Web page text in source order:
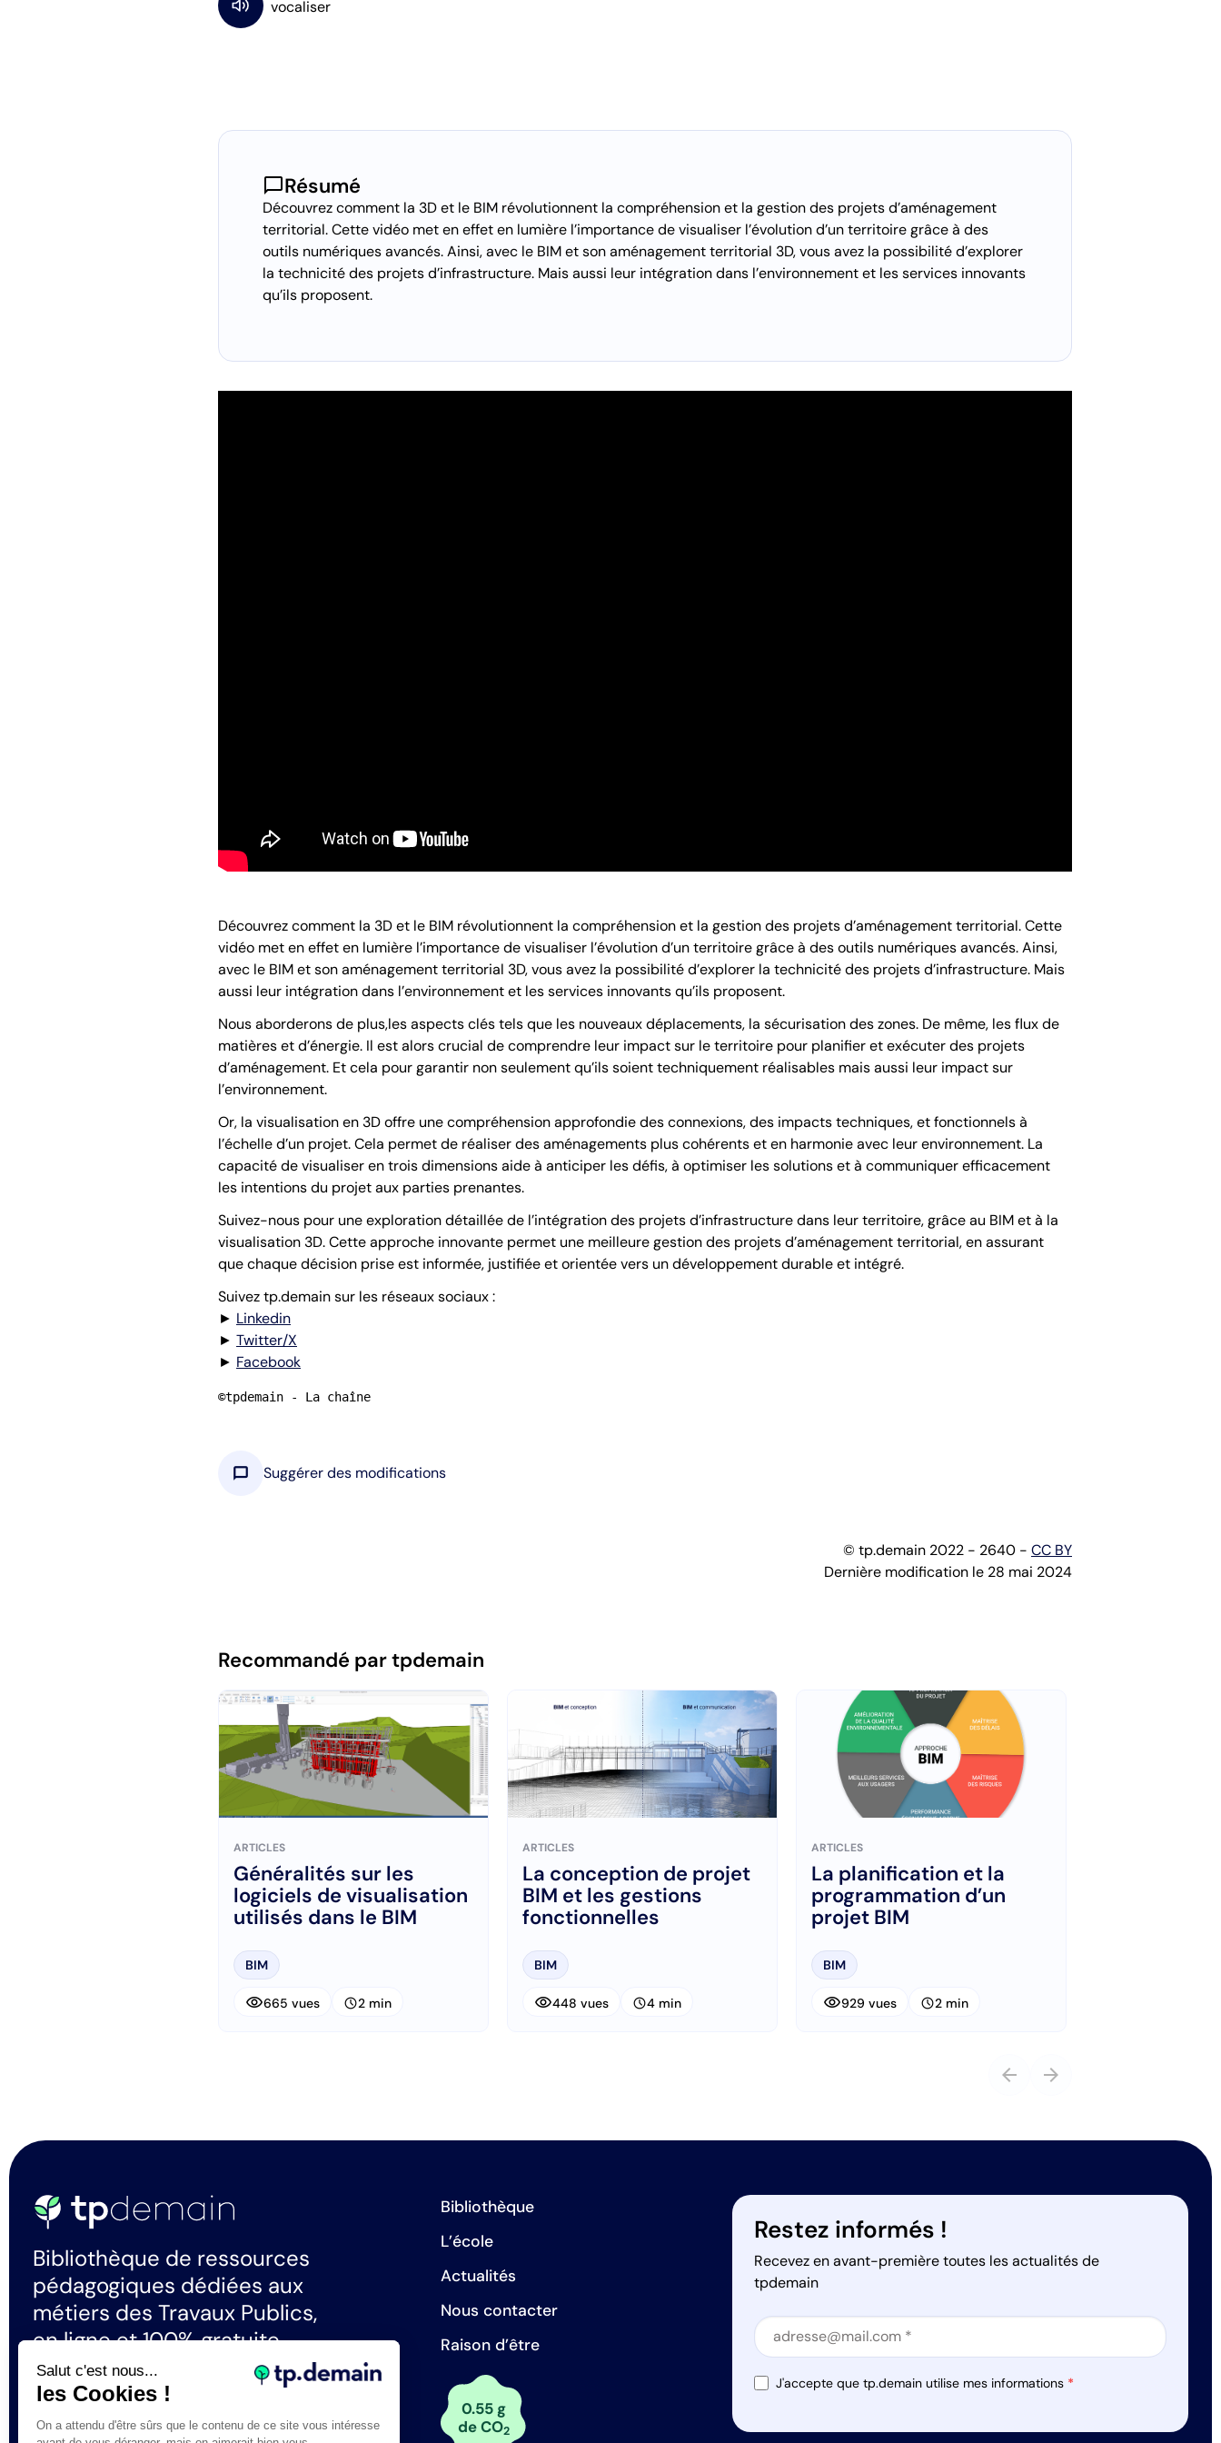
chat_bubbleRésumé
Découvrez comment la 3D et le BIM révolutionnent la compréhension et la gestion des projets d’aménagement
territorial. Cette vidéo met en effet en lumière l’importance de visualiser l’évolution d’un territoire grâce à des
outils numériques avancés. Ainsi, avec le BIM et son aménagement territorial 3D, vous avez la possibilité d’explorer
la technicité des projets d’infrastructure. Mais aussi leur intégration dans l’environnement et les services innovants
qu’ils proposent.
Découvrez comment la 3D et le BIM révolutionnent la compréhension et la gestion des projets d’aménagement territorial. Cette
vidéo met en effet en lumière l’importance de visualiser l’évolution d’un territoire grâce à des outils numériques avancés. Ainsi,
avec le BIM et son aménagement territorial 3D, vous avez la possibilité d’explorer la technicité des projets d’infrastructure. Mais
aussi leur intégration dans l’environnement et les services innovants qu’ils proposent.
Nous aborderons de plus,les aspects clés tels que les nouveaux déplacements, la sécurisation des zones. De même, les flux de
matières et d’énergie. Il est alors crucial de comprendre leur impact sur le territoire pour planifier et exécuter des projets
d’aménagement. Et cela pour garantir non seulement qu’ils soient techniquement réalisables mais aussi leur impact sur
l’environnement.
Or, la visualisation en 3D offre une compréhension approfondie des connexions, des impacts techniques, et fonctionnels à
l’échelle d’un projet. Cela permet de réaliser des aménagements plus cohérents et en harmonie avec leur environnement. La
capacité de visualiser en trois dimensions aide à anticiper les défis, à optimiser les solutions et à communiquer efficacement
les intentions du projet aux parties prenantes.
Suivez-nous pour une exploration détaillée de l’intégration des projets d’infrastructure dans leur territoire, grâce au BIM et à la
visualisation 3D. Cette approche innovante permet une meilleure gestion des projets d’aménagement territorial, en assurant
que chaque décision prise est informée, justifiée et orientée vers un développement durable et intégré.
Suivez tp.demain sur les réseaux sociaux :
► Linkedin
► Twitter/X
► Facebook
©tpdemain - La chaîne
chat_bubble Suggérer des modifications
© tp.demain 2022 - 2640 - CC BY
Dernière modification le 28 mai 2024
Recommandé par tpdemain
ARTICLES
Généralités sur les
logiciels de visualisation
utilisés dans le BIM
BIM
visibility665 vues schedule2 min
ARTICLES
La conception de projet
BIM et les gestions
fonctionnelles
BIM
visibility448 vues schedule4 min
ARTICLES
La planification et la
programmation d’un
projet BIM
BIM
visibility929 vues schedule2 min
arrow_back arrow_forward
Bibliothèque de ressources
pédagogiques dédiées aux
métiers des Travaux Publics,
en ligne et 100% gratuite.
titre de la catégorie d'actions suivante :
Actions de formation
Bibliothèque
L’école
Actualités
Nous contacter
Raison d’être
0.55 g
de CO2
Restez informés !
Recevez en avant-première toutes les actualités de
tpdemain
Section
Section
J'accepte que tp.demain utilise mes informations *
Salut c'est nous...
les Cookies !
On a attendu d'être sûrs que le contenu de ce site vous intéresse